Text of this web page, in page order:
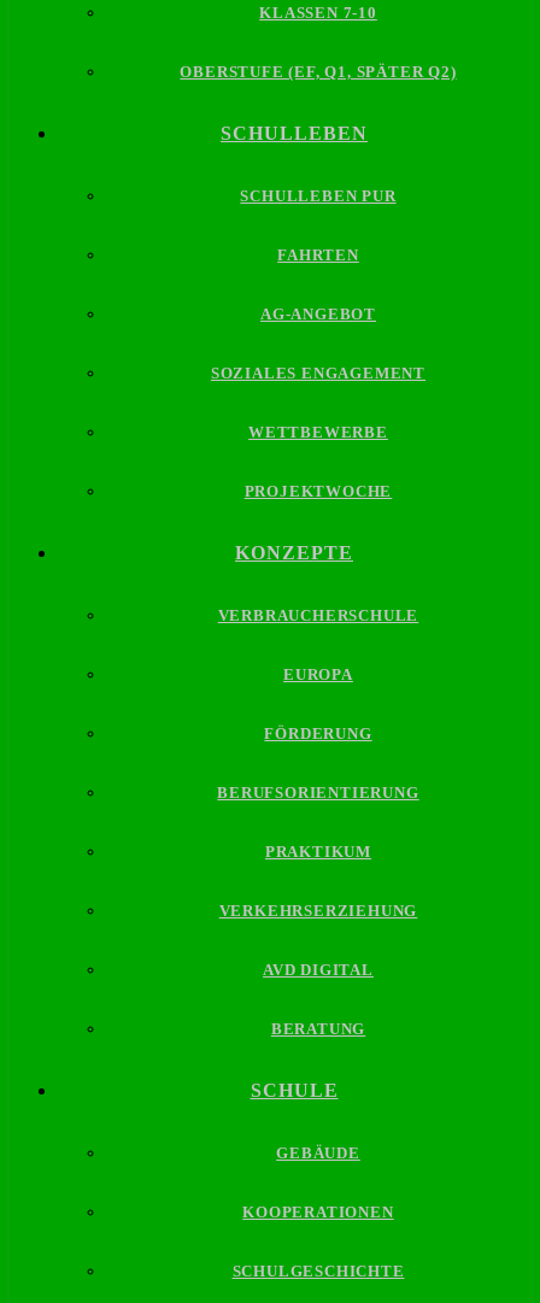
KLASSEN 7-10
OBERSTUFE (EF, Q1, SPÄTER Q2)
SCHULLEBEN
SCHULLEBEN PUR
FAHRTEN
AG-ANGEBOT
SOZIALES ENGAGEMENT
WETTBEWERBE
PROJEKTWOCHE
KONZEPTE
VERBRAUCHERSCHULE
EUROPA
FÖRDERUNG
BERUFSORIENTIERUNG
PRAKTIKUM
VERKEHRSERZIEHUNG
AVD DIGITAL
BERATUNG
SCHULE
GEBÄUDE
KOOPERATIONEN
SCHULGESCHICHTE